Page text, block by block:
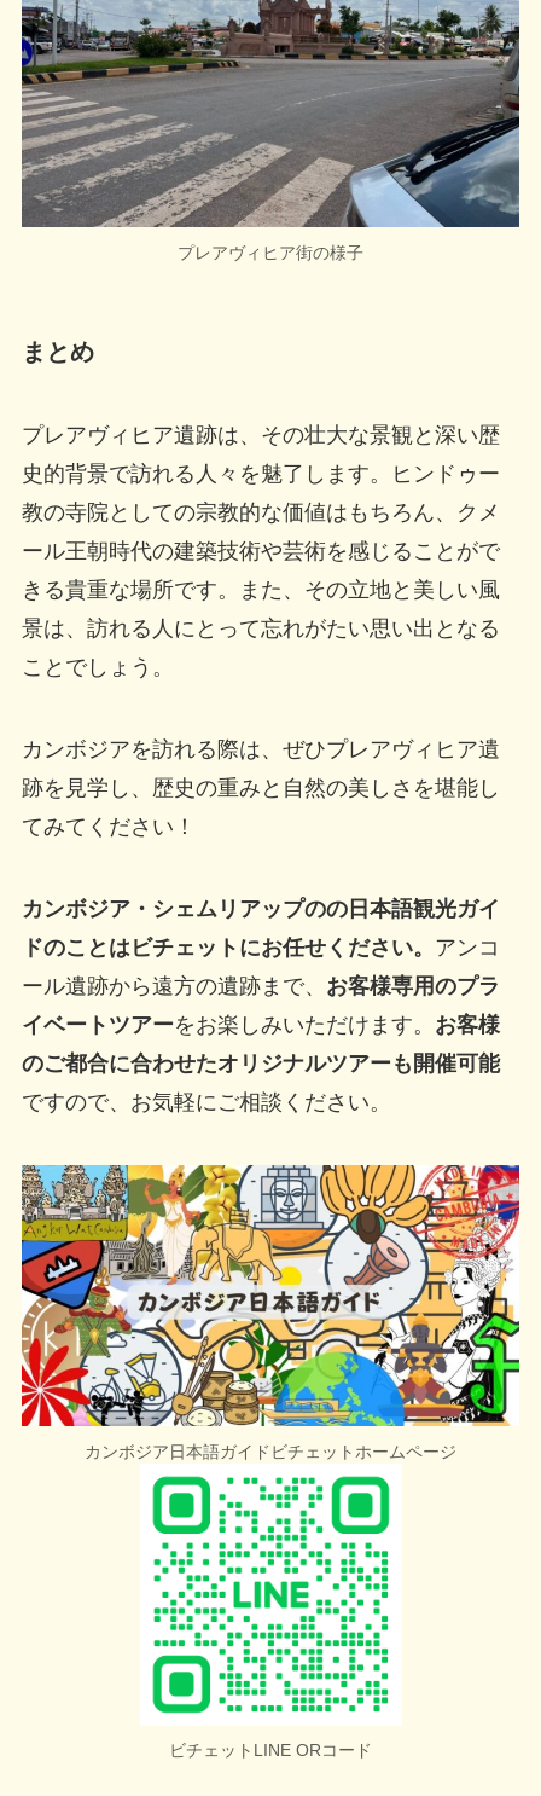
プレアヴィヒア街の様子
まとめ
プレアヴィヒア遺跡は、その壮大な景観と深い歴
史的背景で訪れる人々を魅了します。ヒンドゥー
教の寺院としての宗教的な価値はもちろん、クメ
ール王朝時代の建築技術や芸術を感じることがで
きる貴重な場所です。また、その立地と美しい風
景は、訪れる人にとって忘れがたい思い出となる
ことでしょう。
カンボジアを訪れる際は、ぜひプレアヴィヒア遺
跡を見学し、歴史の重みと自然の美しさを堪能し
てみてください！
カンボジア・シェムリアップのの日本語観光ガイ
ドのことはビチェットにお任せください。 アンコ
ール遺跡から遠方の遺跡まで、 お客様専用のプラ
イベートツアーをお楽しみいただけます。 お客様
のご都合に合わせたオリジナルツアーも開催可能
ですので、お気軽にご相談ください。
カンボジア日本語ガイドビチェットホームページ
ビチェットLINE ORコード